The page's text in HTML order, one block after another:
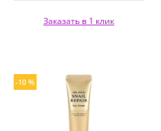
Заказать в 1 клик
-10 %